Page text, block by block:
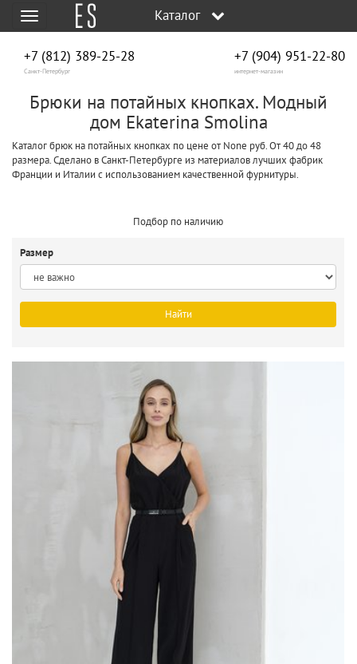
Меню Каталог
+7 (812) 389-25-28
Санкт-Петербург
+7 (904) 951‑22‑80
интернет-магазин
Брюки на потайных кнопках. Модный
дом Ekaterina Smolina
Каталог брюк на потайных кнопках по цене от None руб. От 40 до 48
размера. Сделано в Санкт-Петербурге из материалов лучших фабрик
Франции и Италии с использованием качественной фурнитуры.
Подбор по наличию
Размер